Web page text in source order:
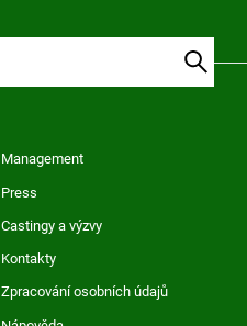
Management
Press
Castingy a výzvy
Kontakty
Zpracování osobních údajů